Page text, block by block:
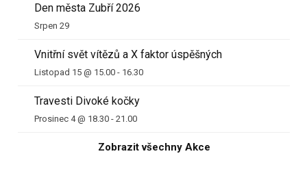
Den města Zubří 2026
Srpen 29
Vnitřní svět vítězů a X faktor úspěšných
Listopad 15 @ 15.00 - 16.30
Travesti Divoké kočky
Prosinec 4 @ 18.30 - 21.00
Zobrazit všechny Akce